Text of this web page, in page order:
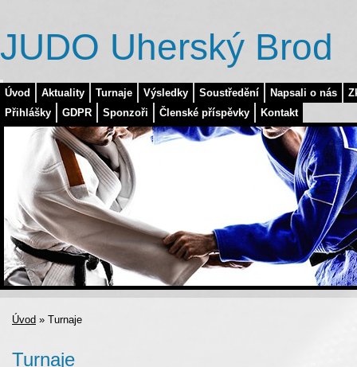
Úvod Aktuality Turnaje Výsledky Soustředění Napsali o nás
Přihlášky
GDPR Sponzoři Členské příspěvky Kontakt
JUDO Uherský Brod
Úvod » Turnaje
Turnaje